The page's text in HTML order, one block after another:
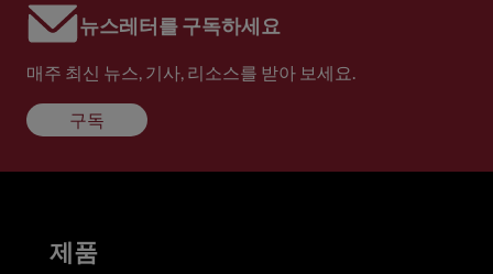
뉴스레터를 구독하세요
매주 최신 뉴스, 기사, 리소스를 받아 보세요.
구독
제품